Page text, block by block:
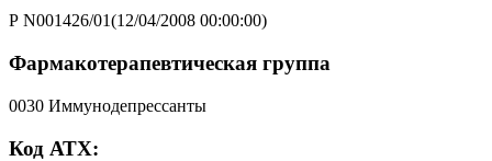
Р N001426/01(12/04/2008 00:00:00)
Фармакотерапевтическая группа
0030 Иммунодепрессанты
Код АТХ: